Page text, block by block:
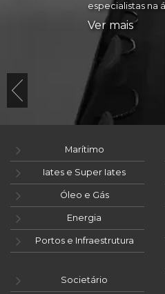
especialistas na
Ver mais
Marítimo
Iates e Super Iates
Óleo e Gás
Energia
Portos e Infraestrutura
Societário